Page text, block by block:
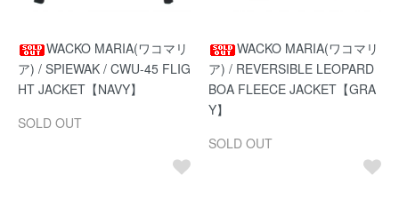
WACKO MARIA(ワコマリ
ア) / SPIEWAK / CWU-45 FLIG
HT JACKET【NAVY】
SOLD OUT
WACKO MARIA(ワコマリ
ア) / REVERSIBLE LEOPARD
BOA FLEECE JACKET【GRA
Y】
SOLD OUT